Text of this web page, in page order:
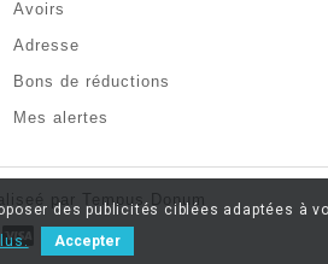
Avoirs
Adresse
Bons de réductions
Mes alertes
par Tempus Donum
des publicités ciblées adaptées
Accepter